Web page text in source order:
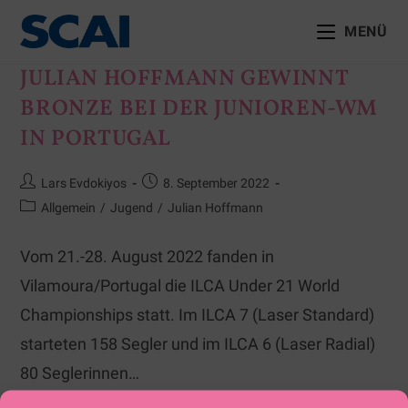
MENÜ
JULIAN HOFFMANN GEWINNT
BRONZE BEI DER JUNIOREN-WM
IN PORTUGAL
Lars Evdokiyos
8. September 2022
Allgemein / Jugend / Julian Hoffmann
Vom 21.-28. August 2022 fanden in
Vilamoura/Portugal die ILCA Under 21 World
Championships statt. Im ILCA 7 (Laser Standard)
starteten 158 Segler und im ILCA 6 (Laser Radial)
80 Seglerinnen…